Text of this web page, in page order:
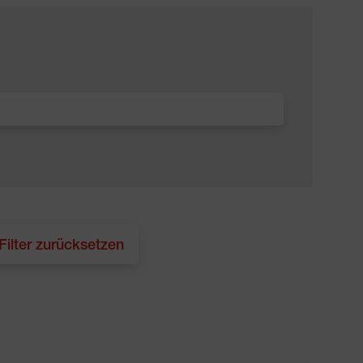
zurücksetzen